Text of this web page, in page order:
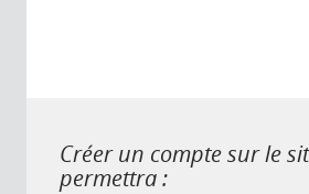
Créer un compte sur le
permettra :